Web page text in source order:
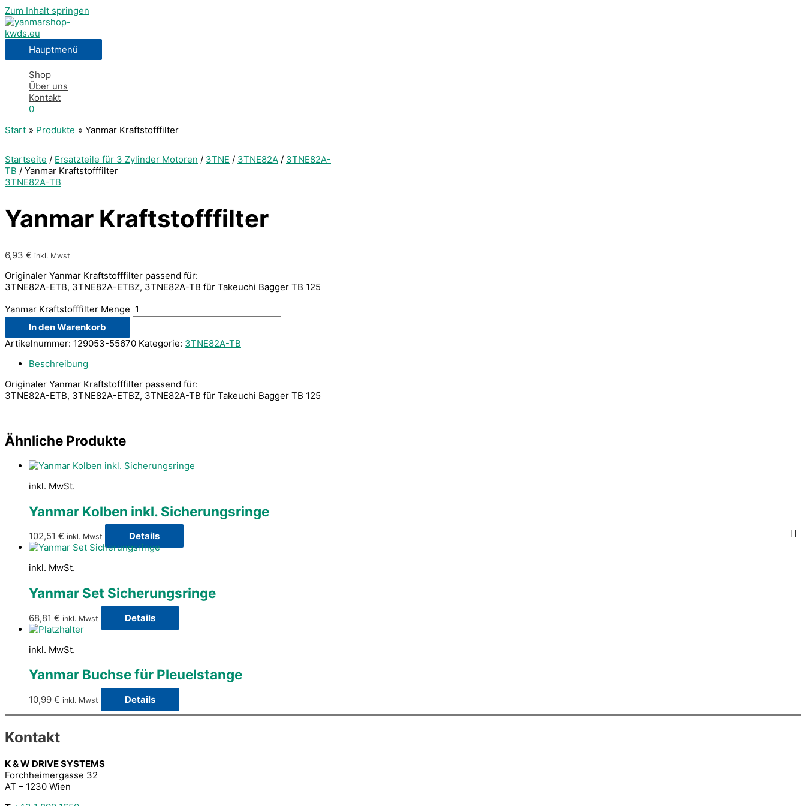
Zum Inhalt springen
Hauptmenü
Shop
Über uns
Kontakt
0
Start
Produkte Yanmar Kraftstofffilter
Startseite / Ersatzteile für 3 Zylinder Motoren / 3TNE / 3TNE82A / 3TNE82A-
TB / Yanmar Kraftstofffilter
3TNE82A-TB
Yanmar Kraftstofffilter
6,93 € inkl. Mwst
Originaler Yanmar Kraftstofffilter passend für:
3TNE82A-ETB, 3TNE82A-ETBZ, 3TNE82A-TB für Takeuchi Bagger TB 125
Yanmar Kraftstofffilter Menge
In den Warenkorb
Artikelnummer: 129053-55670 Kategorie: 3TNE82A-TB
Beschreibung
Originaler Yanmar Kraftstofffilter passend für:
3TNE82A-ETB, 3TNE82A-ETBZ, 3TNE82A-TB für Takeuchi Bagger TB 125
Ähnliche Produkte
inkl. MwSt.
Yanmar Kolben inkl. Sicherungsringe
102,51 € inkl. Mwst Details
inkl. MwSt.
Yanmar Set Sicherungsringe
68,81 € inkl. Mwst Details
inkl. MwSt.
Yanmar Buchse für Pleuelstange
10,99 € inkl. Mwst Details
Kontakt
K & W DRIVE SYSTEMS
Forchheimergasse 32
AT – 1230 Wien